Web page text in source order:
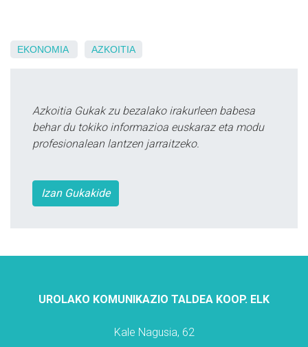
EKONOMIA AZKOITIA
Azkoitia Gukak zu bezalako irakurleen babesa
behar du tokiko informazioa euskaraz eta modu
profesionalean lantzen jarraitzeko.
Izan Gukakide
UROLAKO KOMUNIKAZIO TALDEA KOOP. ELK
Kale Nagusia, 62